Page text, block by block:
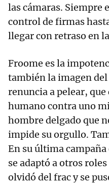
las cámaras. Siempre
control de firmas
llegar con retraso en
Froome es la
también la imagen
renuncia a pelear,
humano contra uno
hombre delgado que
impide su orgullo.
En su última
se adaptó a otros
olvidó del frac y se